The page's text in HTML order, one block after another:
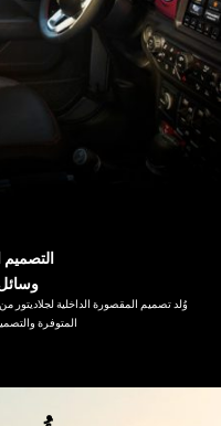
التصميم
وسائل
,وُلد تصميم المقصورة الداخلية
المتوفرة